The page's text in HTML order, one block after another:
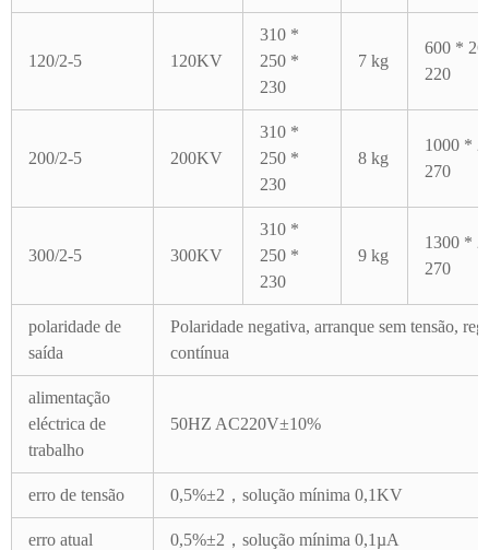
120/2-5 120KV
310 *
250 *
230
7 kg
600 *
220
200/2-5 200KV
310 *
250 *
230
8 kg
1000 *
270
300/2-5 300KV
310 *
250 *
230
9 kg
1300 *
270
polaridade de
saída
Polaridade negativa, arranque sem tensão,
contínua
alimentação
eléctrica de
trabalho
50HZ AC220V±10%
erro de tensão 0,5%±2，solução mínima 0,1KV
erro atual 0,5%±2，solução mínima 0,1µA